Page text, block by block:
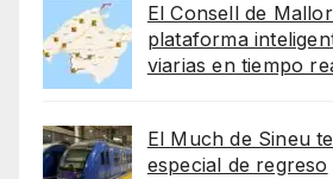
El Consell de
plataforma
viarias en tiempo
El Much de Sineu
especial de regreso